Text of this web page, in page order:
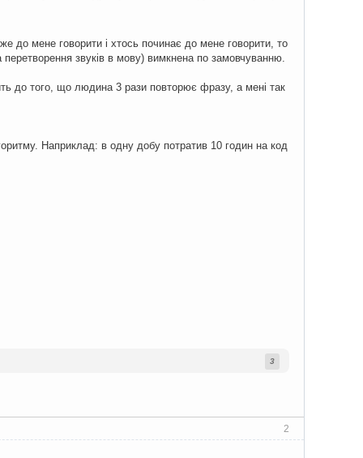
до мене говорити і хтось починає до мене говорити, то
звуків в мову) вимкнена по замовчуванню.
до того, що людина 3 рази повторює фразу, а мені так
Наприклад: в одну добу потратив 10 годин на код
3
2